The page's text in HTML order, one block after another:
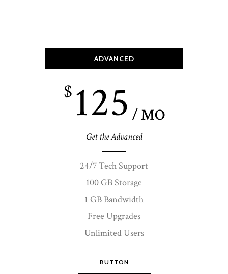
ADVANCED
$125 / MO
Get the Advanced
24/7 Tech Support
100 GB Storage
1 GB Bandwidth
Free Upgrades
Unlimited Users
BUTTON